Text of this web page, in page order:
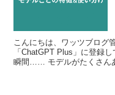
こんにちは、ワッツブログ
「ChatGPT Plus」に登録
瞬間…… モデルがたくさん